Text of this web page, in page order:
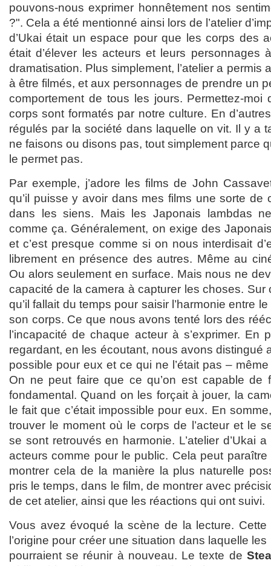
pouvons-nous exprimer honnêtement nos
?". Cela a été mentionné ainsi lors de l’atelier
d’Ukai était un espace pour que les corps des
était d’élever les acteurs et leurs personnages
dramatisation. Plus simplement, l’atelier a permis
à être filmés, et aux personnages de prendre un
comportement de tous les jours. Permettez-moi
corps sont formatés par notre culture. En
régulés par la société dans laquelle on vit. Il y a
ne faisons ou disons pas, tout simplement parce
le permet pas.
Par exemple, j’adore les films de John
qu’il puisse y avoir dans mes films une sorte de
dans les siens. Mais les Japonais lambdas
comme ça. Généralement, on exige des
et c’est presque comme si on nous interdisait
librement en présence des autres. Même au
Ou alors seulement en surface. Mais nous ne
capacité de la camera à capturer les choses. Sur
qu’il fallait du temps pour saisir l’harmonie entre
son corps. Ce que nous avons tenté lors des
l’incapacité de chaque acteur à s’exprimer. En
regardant, en les écoutant, nous avons distingué
possible pour eux et ce qui ne l’était pas –
On ne peut faire que ce qu’on est capable de
fondamental. Quand on les forçait à jouer, la
le fait que c’était impossible pour eux. En
trouver le moment où le corps de l’acteur et le
se sont retrouvés en harmonie. L’atelier d’Ukai
acteurs comme pour le public. Cela peut
montrer cela de la manière la plus naturelle
pris le temps, dans le film, de montrer avec
de cet atelier, ainsi que les réactions qui ont suivi.
Vous avez évoqué la scène de la lecture.
l’origine pour créer une situation dans laquelle
pourraient se réunir à nouveau. Le texte de